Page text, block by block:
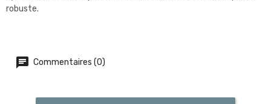
robuste.
Commentaires (0)